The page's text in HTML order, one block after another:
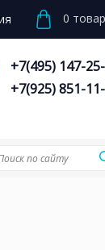
0
+7(495) 147-
+7(925) 851-